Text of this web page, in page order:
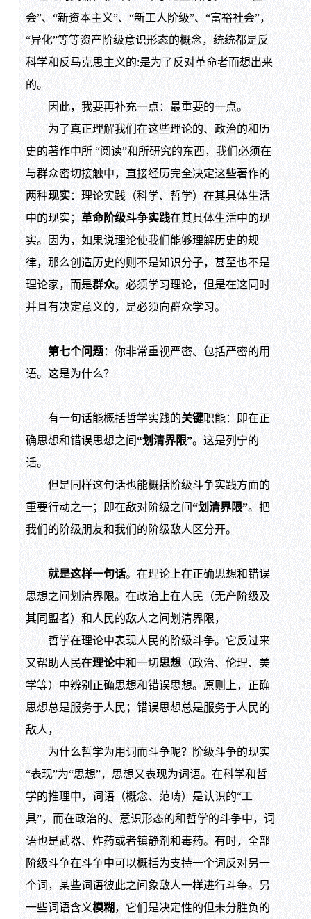
会”、“新资本主义”、“新工人阶级”、“富裕社会”，
“异化”等等资产阶级意识形态的概念，统统都是反
科学和反马克思主义的:是为了反对革命者而想出来
的。
因此，我要再补充一点：最重要的一点。
为了真正理解我们在这些理论的、政治的和历
史的著作中所 “阅读”和所研究的东西，我们必须在
与群众密切接触中，直接经历完全决定这些著作的
两种现实：理论实践（科学、哲学）在其具体生活
中的现实； 革命阶级斗争实践在其具体生活中的现
实。因为，如果说理论使我们能够理解历史的规
律，那么创造历史的则不是知识分子，甚至也不是
理论家，而是群众。必须学习理论，但是在这同时
并且有决定意义的，是必须向群众学习。
第七个问题：你非常重视严密、包括严密的用
语。这是为什么？
有一句话能概括哲学实践的关键职能：即在正
确思想和错误思想之间“划清界限”。这是列宁的
话。
但是同样这句话也能概括阶级斗争实践方面的
重要行动之一；即在敌对阶级之间“划清界限”。把
我们的阶级朋友和我们的阶级敌人区分开。
就是这样一句话。在理论上在正确思想和错误
思想之间划清界限。在政治上在人民（无产阶级及
其同盟者）和人民的敌人之间划清界限，
哲学在理论中表现人民的阶级斗争。它反过来
又帮助人民在理论中和一切思想（政治、伦理、美
学等）中辨别正确思想和错误思想。原则上，正确
思想总是服务于人民；错误思想总是服务于人民的
敌人，
为什么哲学为用词而斗争呢？阶级斗争的现实
“表现”为“思想”，思想又表现为词语。在科学和哲
学的推理中，词语（概念、范畴）是认识的“工
具”，而在政治的、意识形态的和哲学的斗争中，词
语也是武器、炸药或者镇静剂和毒药。有时，全部
阶级斗争在斗争中可以概括为支持一个词反对另一
个词，某些词语彼此之间象敌人一样进行斗争。另
一些词语含义模糊 ，它们是决定性的但未分胜负的